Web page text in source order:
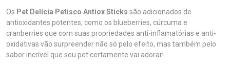
Os Pet Delícia Petisco Antiox Sticks são adicionados de
antioxidantes potentes, como os blueberries, cúrcuma e
cranberries que com suas propriedades anti-inflamatórias e anti-
oxidativas vão surpreender não só pelo efeito, mas também pelo
sabor incrível que seu pet certamente vai adorar!